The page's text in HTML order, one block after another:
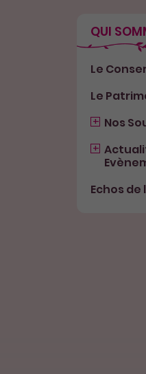
QUI
Le
Le
Nos
Echos de